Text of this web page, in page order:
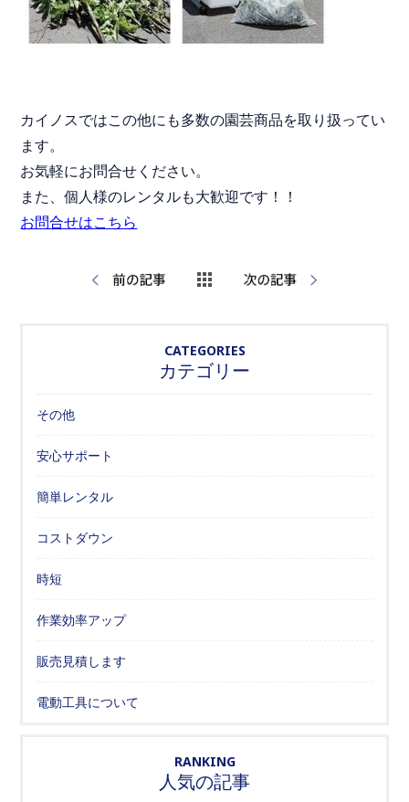
カイノスではこの他にも多数の園芸商品を取り扱ってい
ます。
お気軽にお問合せください。
また、個人様のレンタルも大歓迎です！！
お問合せはこちら
CATEGORIES
カテゴリー
その他
安心サポート
簡単レンタル
コストダウン
時短
作業効率アップ
販売見積します
電動工具について
RANKING
人気の記事